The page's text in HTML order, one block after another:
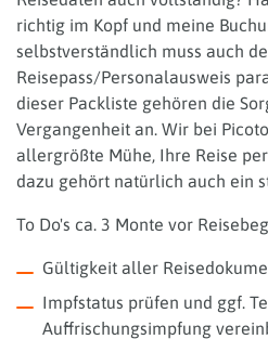
richtig im Kopf und meine
selbstverständlich muss auch
Reisepass/Personalausweis
dieser Packliste gehören die
Vergangenheit an. Wir bei
allergrößte Mühe, Ihre Reise
dazu gehört natürlich auch ein
To Do's ca. 3 Monte vor
Gültigkeit aller
Impfstatus prüfen und ggf.
Auffrischungsimpfung